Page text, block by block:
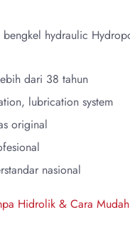
hydraulic
dari 38 tahun
lubrication system
original
nasional
Hidrolik & Cara